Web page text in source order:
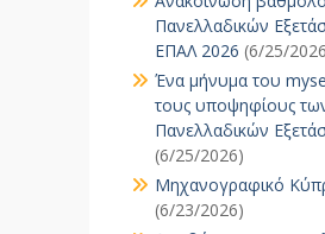
Πανελλαδικών
ΕΠΑΛ 2026 (6/25/
Ένα μήνυμα του
τους υποψηφίους
Πανελλαδικών
(6/25/2026)
Μηχανογραφικό
(6/23/2026)